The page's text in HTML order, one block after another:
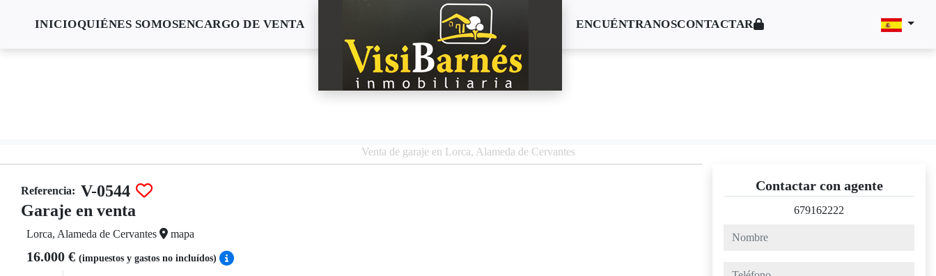
INICIOQUIÉNES SOMOSENCARGO DE VENTA ENCUÉNTRANOSCONTACTAR
Venta de garaje en Lorca, Alameda de Cervantes
Referencia: V-0544
Garaje en venta
Lorca, Alameda de Cervantes mapa
16.000 € (impuestos y gastos no incluídos)
Contactar con agente
679162222
nombre
teléfono